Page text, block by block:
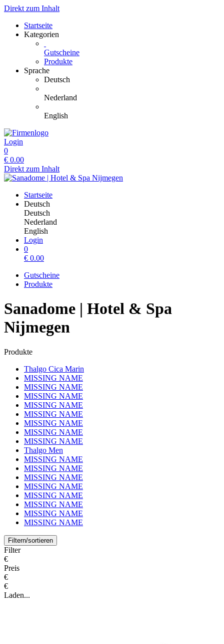
Direkt zum Inhalt
Startseite
Kategorien
Gutscheine
Produkte
Sprache
Deutsch
Nederland
English
Login
0
€ 0.00
Direkt zum Inhalt
Startseite
Deutsch
Deutsch
Nederland
English
Login
0
€ 0.00
Gutscheine
Produkte
Sanadome | Hotel & Spa
Nijmegen
Produkte
Thalgo Cica Marin
MISSING NAME
MISSING NAME
MISSING NAME
MISSING NAME
MISSING NAME
MISSING NAME
MISSING NAME
MISSING NAME
Thalgo Men
MISSING NAME
MISSING NAME
MISSING NAME
MISSING NAME
MISSING NAME
MISSING NAME
MISSING NAME
MISSING NAME
Filtern/sortieren
Filter
€
Preis
€
€
Laden...